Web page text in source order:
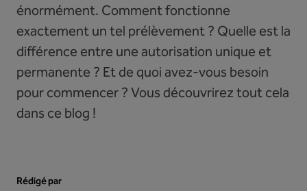
énormément. Comment fonctionne
exactement un tel prélèvement ? Quelle est la
différence entre une autorisation unique et
permanente ? Et de quoi avez-vous besoin
pour commencer ? Vous découvrirez tout cela
dans ce blog !
Rédigé par